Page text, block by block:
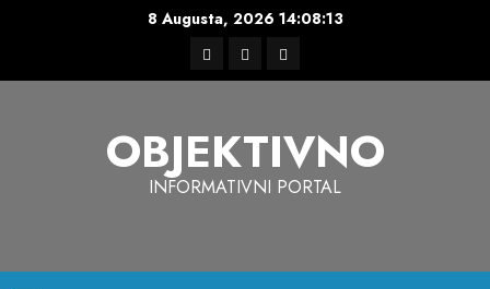
8 Augusta, 2026 14:08:14
FacebookInstagram
Twitter
OBJEKTIVNO
INFORMATIVNI PORTAL